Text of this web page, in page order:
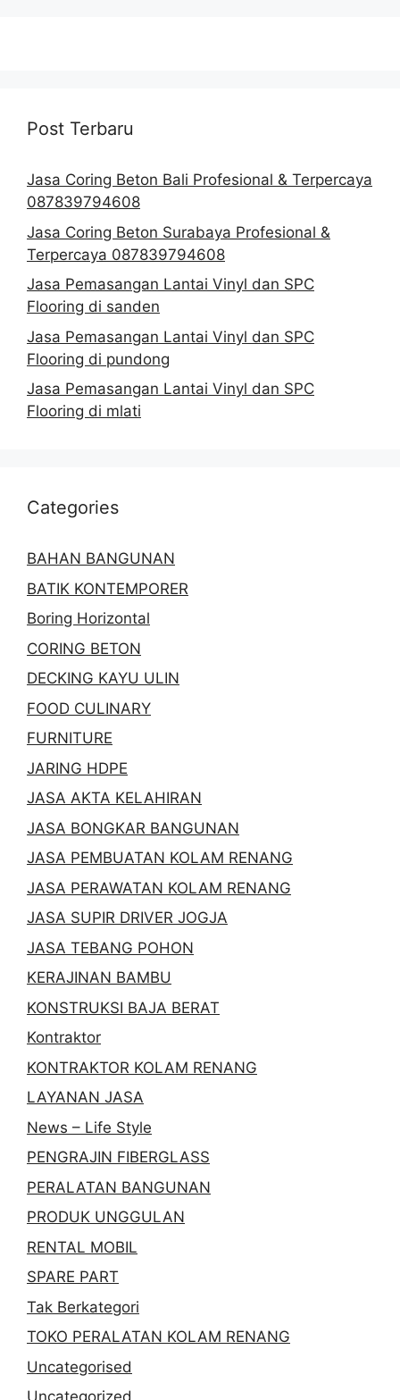
Post Terbaru
Jasa Coring Beton Bali Profesional & Terpercaya
087839794608
Jasa Coring Beton Surabaya Profesional &
Terpercaya 087839794608
Jasa Pemasangan Lantai Vinyl dan SPC
Flooring di sanden
Jasa Pemasangan Lantai Vinyl dan SPC
Flooring di pundong
Jasa Pemasangan Lantai Vinyl dan SPC
Flooring di mlati
Categories
BAHAN BANGUNAN
BATIK KONTEMPORER
Boring Horizontal
CORING BETON
DECKING KAYU ULIN
FOOD CULINARY
FURNITURE
JARING HDPE
JASA AKTA KELAHIRAN
JASA BONGKAR BANGUNAN
JASA PEMBUATAN KOLAM RENANG
JASA PERAWATAN KOLAM RENANG
JASA SUPIR DRIVER JOGJA
JASA TEBANG POHON
KERAJINAN BAMBU
KONSTRUKSI BAJA BERAT
Kontraktor
KONTRAKTOR KOLAM RENANG
LAYANAN JASA
News – Life Style
PENGRAJIN FIBERGLASS
PERALATAN BANGUNAN
PRODUK UNGGULAN
RENTAL MOBIL
SPARE PART
Tak Berkategori
TOKO PERALATAN KOLAM RENANG
Uncategorised